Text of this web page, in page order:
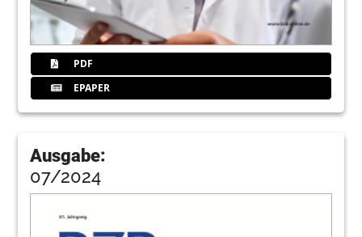
PDF
EPAPER
Ausgabe:
07/2024